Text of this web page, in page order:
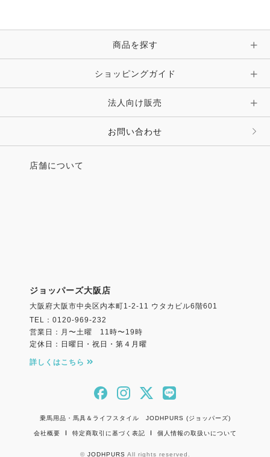
時計・財布・キーケース・革小物
キーホルダー・チャーム・ストラップ
その他 ファッション雑貨
ピン・ブローチ・コサージュ
その他 アクセサリー
商品を探す
ショッピングガイド
法人向け販売
お問い合わせ
店舗について
ジョッパーズ大阪店
大阪府大阪市中央区内本町1-2-11 ウタカビル6階601
TEL：0120-969-232
営業日：月〜土曜 11時〜19時
定休日：日曜日・祝日・第４月曜
詳しくはこちら
乗馬用品・馬具＆ライフスタイル JODHPURS (ジョッパーズ)
会社概要 特定商取引に基づく表記 個人情報の取扱いについて
© JODHPURS All rights reserved.